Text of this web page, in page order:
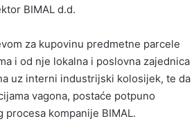
BIMAL d.d.
za kupovinu predmetne parcele
i od nje lokalna i poslovna zajednica
uz interni industrijski kolosijek, te da
vagona, postaće potpuno
kompanije BIMAL.